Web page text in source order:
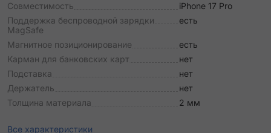
Совместимость
iPhone 17 Pro
Поддержка беспроводной зарядки
MagSafe
есть
Магнитное позиционирование
есть
Карман для банковских карт
нет
Подставка
нет
Держатель
нет
Толщина материала
2 мм
Все характеристики